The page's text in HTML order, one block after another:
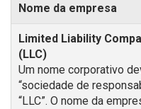
Nome da empresa
Um nome corporativo
“sociedade de
“LLC”. O nome da